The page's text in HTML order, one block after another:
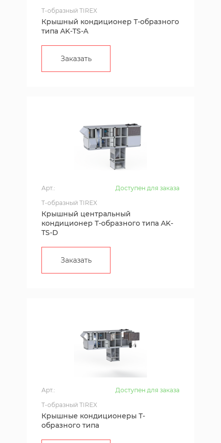
T-образный TIREX
Крышный кондиционер Т-образного
типа AK-TS-A
Заказать
Арт.:
Доступен для заказа
T-образный TIREX
Крышный центральный
кондиционер Т-образного типа AK-
TS-D
Заказать
Арт.:
Доступен для заказа
T-образный TIREX
Крышные кондиционеры Т-
образного типа